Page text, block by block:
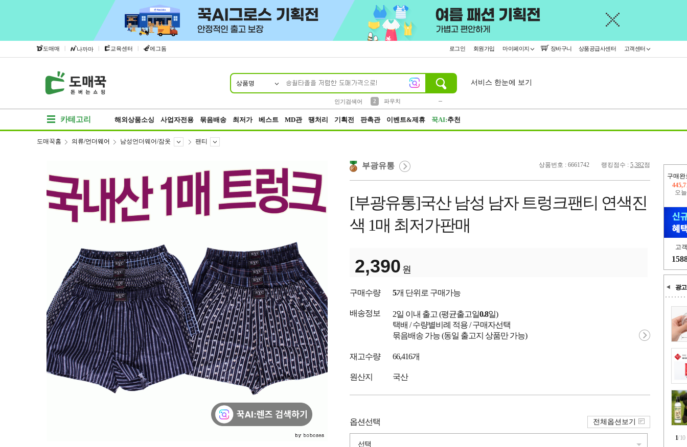
도매매 | 나까마 | 교육센터 | 에그돔 로그인 회원가입 마이페이지 장바구니 상품공급사센터 고객센터
상품명
인기검색어
2
파우치
서비스 한눈에 보기
카테고리 해외상품소싱 사업자전용 묶음배송 최저가 베스트 MD관 땡처리 기획전 판촉관 이벤트&제휴 꾹AI:추천
구매완
오
고
광고
1/10
도매꾹홈 의류/언더웨어 남성언더웨어/잠옷 팬티
상품번호 : 6661742 랭킹점수 : 5,382점
부광유통
[부광유통]국산 남성 남자 트렁크팬티 연색진
색 1매 최저가판매
2,390 원
구매수량 5개 단위로 구매가능
배송정보 2일 이내 출고 (평균출고일0.8일)
택배 / 수량별비례 적용 / 구매자선택
묶음배송 가능 (동일 출고지 상품만 가능)
재고수량 66,416개
원산지 국산
옵션선택
선택
전체옵션보기